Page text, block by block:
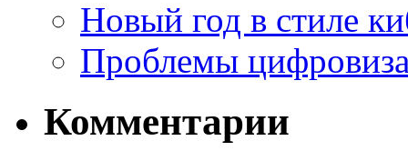
Новый год в стиле
Проблемы
Комментарии